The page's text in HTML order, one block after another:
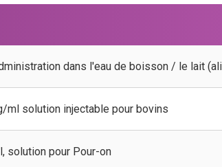
dans l'eau de boisson / le lait
ml solution injectable pour bovins
solution pour Pour-on